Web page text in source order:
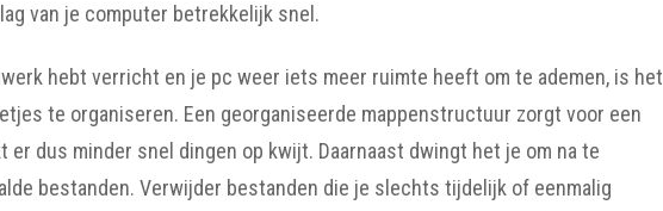
van je computer betrekkelijk snel.
hebt verricht en je pc weer iets meer ruimte heeft om te ademen, is het
te organiseren. Een georganiseerde mappenstructuur zorgt voor een
er dus minder snel dingen op kwijt. Daarnaast dwingt het je om na te
bestanden. Verwijder bestanden die je slechts tijdelijk of eenmalig